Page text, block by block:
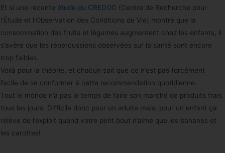
Et si une récente étude du CREDOC (Centre de Recherche pour
l’Étude et l’Observation des Conditions de Vie) montre que la
consommation des fruits et légumes augmentent chez les enfants, il
s’avère que les répercussions observées sur la santé sont encore
trop faibles.
Voilà pour la théorie, et chacun sait que ce n’est pas forcément
facile de se conformer à cette recommandation quotidienne.
Tout le monde n’a pas le temps de faire son marché de produits frais
tous les jours. Difficile donc pour un adulte mais, pour un enfant ça
relève de l’exploit quand votre petit bout n’aime que les bananes et
les carottes!